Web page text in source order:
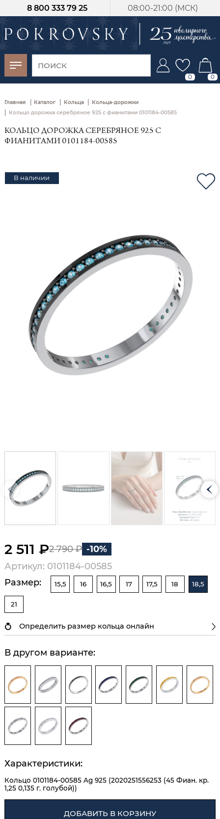
08:00-21:00 (МСК)
8 800 333 79 25
0 0
Главная | Каталог | Кольца | Кольца-дорожки
| Кольцо дорожка серебряное 925 с фианитами 0101184-00585
КОЛЬЦО ДОРОЖКА СЕРЕБРЯНОЕ 925 С
ФИАНИТАМИ 0101184-00585
В наличии
2 511 ₽2 790 ₽ -10%
Артикул: 0101184-00585
Размер:
15,5 16 16,5 17 17,5 18 18,5
21
Определить размер кольца онлайн
В другом варианте:
Характеристики:
Кольцо 0101184-00585 Ag 925 (2020251556253 (45 Фиан. кр.
1,25 0,135 г. голубой))
ДОБАВИТЬ В КОРЗИНУ
-30%
от 15 дней с
момента оплаты